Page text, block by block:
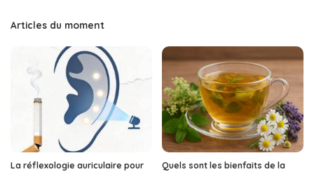
Articles du moment
La réflexologie auriculaire pour
Quels sont les bienfaits de la